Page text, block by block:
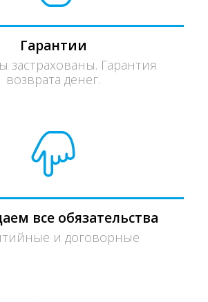
Гарантии
застрахованы. Гарантия
возврата денег.
все обязательства
и договорные